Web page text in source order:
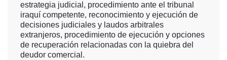
estrategia judicial, procedimiento ante el tribunal
iraquí competente, reconocimiento y ejecución de
decisiones judiciales y laudos arbitrales
extranjeros, procedimiento de ejecución y opciones
de recuperación relacionadas con la quiebra del
deudor comercial.